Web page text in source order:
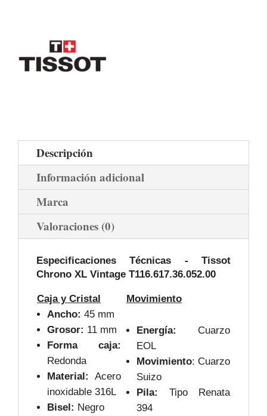
Descripción
Información adicional
Marca
Valoraciones (0)
Especificaciones Técnicas - Tissot
Chrono XL Vintage T116.617.36.052.00
Caja y Cristal
Movimiento
Ancho: 45 mm
Grosor: 11 mm
Forma caja:
Redonda
Material:
Acero
inoxidable 316L
Bisel: Negro
Energía:
Cuarzo
EOL
Movimiento: Cuarzo
Suizo
Pila:
Tipo Renata
394